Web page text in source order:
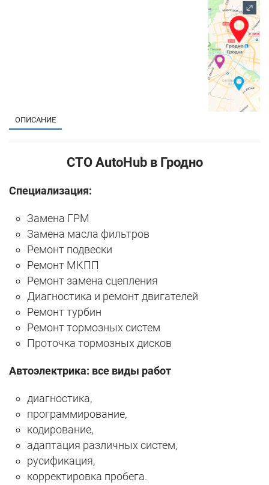
ОПИСАНИЕ
СТО AutoHub в Гродно
Специализация:
Замена ГРМ
Замена масла фильтров
Ремонт подвески
Ремонт МКПП
Ремонт замена сцепления
Диагностика и ремонт двигателей
Ремонт турбин
Ремонт тормозных систем
Проточка тормозных дисков
Автоэлектрика: все виды работ
диагностика,
программирование,
кодирование,
адаптация различных систем,
русификация,
корректировка пробега.